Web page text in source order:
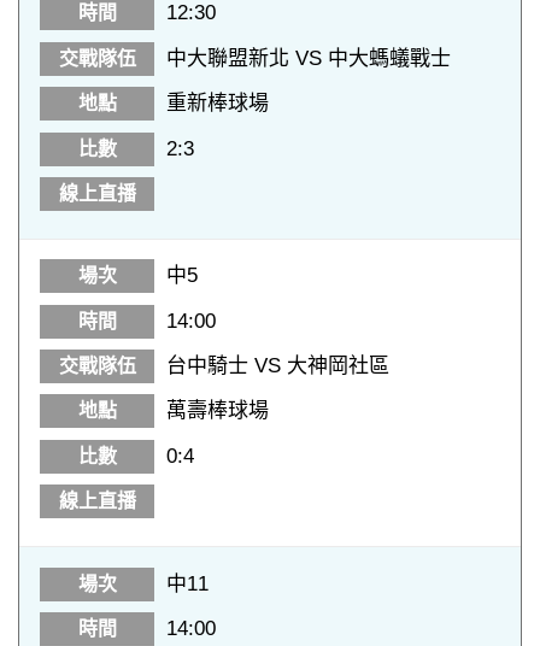
12:30
中大聯盟新北 VS 中大螞蟻戰士
重新棒球場
2:3
中5
14:00
台中騎士 VS 大神岡社區
萬壽棒球場
0:4
中11
14:00